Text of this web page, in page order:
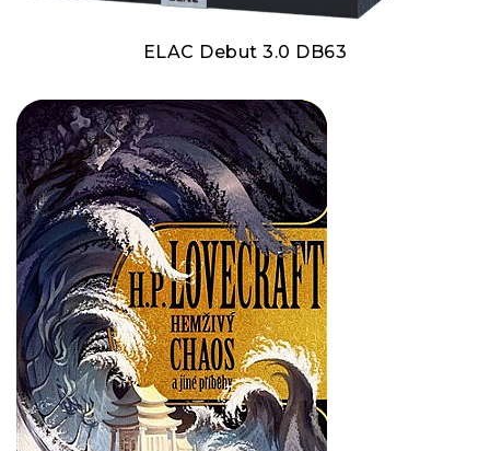
ELAC Debut 3.0 DB63